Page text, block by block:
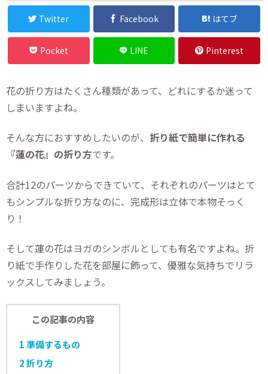
Twitter Facebook はてブ
Pocket LINE Pinterest
花の折り方はたくさん種類があって、どれにするか迷って
しまいますよね。
そんな方におすすめしたいのが、 折り紙で簡単に作れる
『蓮の花』の折り方です。
合計12のパーツからできていて、それぞれのパーツはとて
もシンプルな折り方なのに、完成形は立体で本物そっく
り！
そして蓮の花はヨガのシンボルとしても有名ですよね。折
り紙で手作りした花を部屋に飾って、優雅な気持ちでリラ
ックスしてみましょう。
この記事の内容
1準備するもの
2折り方